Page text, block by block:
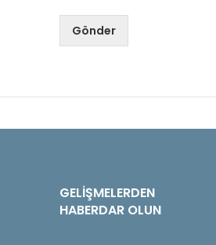
Gönder
GELIŞMELERDEN
HABERDAR OLUN